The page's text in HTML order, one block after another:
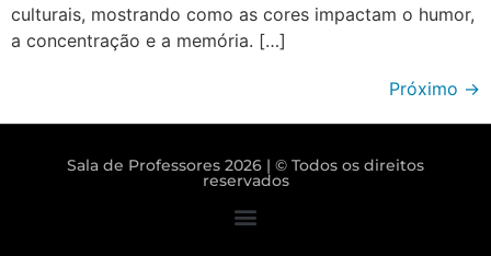
culturais, mostrando como as cores impactam o humor,
a concentração e a memória. […]
Próximo →
Sala de Professores 2026 | © Todos os direitos
reservados